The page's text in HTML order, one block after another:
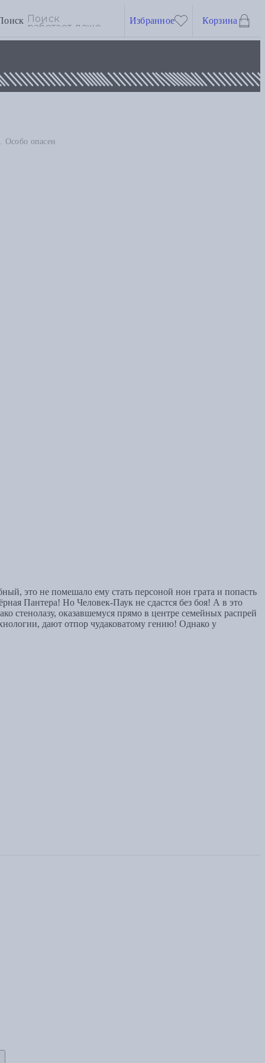
Избранное Корзина
Особо опасен
это не помешало ему стать персоной нон грата и попасть
Пантера! Но Человек-Паук не сдастся без боя! А в это
стенолазу, оказавшемуся прямо в центре семейных распрей
дают отпор чудаковатому гению! Однако у